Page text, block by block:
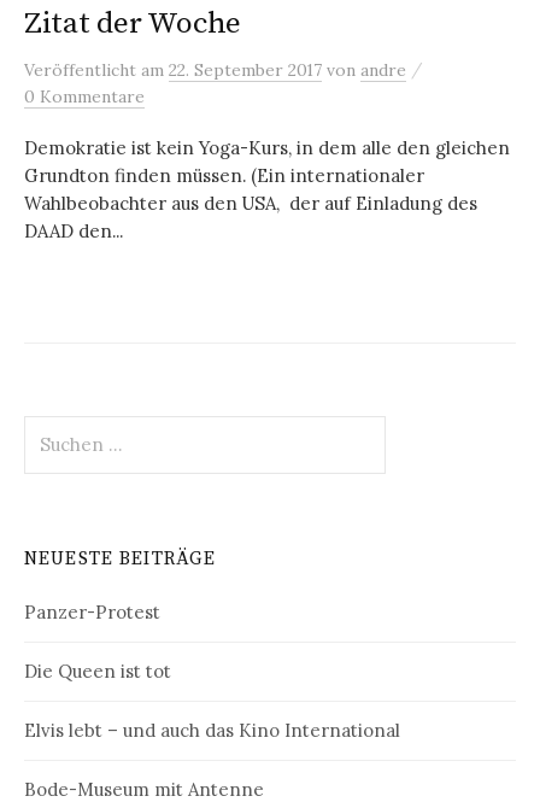
Zitat der Woche
Veröffentlicht am 22. September 2017 von andre /
0 Kommentare
Demokratie ist kein Yoga-Kurs, in dem alle den gleichen
Grundton finden müssen. (Ein internationaler
Wahlbeobachter aus den USA, der auf Einladung des
DAAD den...
nach:
NEUESTE BEITRÄGE
Panzer-Protest
Die Queen ist tot
Elvis lebt – und auch das Kino International
Bode-Museum mit Antenne